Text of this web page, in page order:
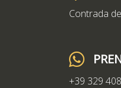
Contrada
+39 329